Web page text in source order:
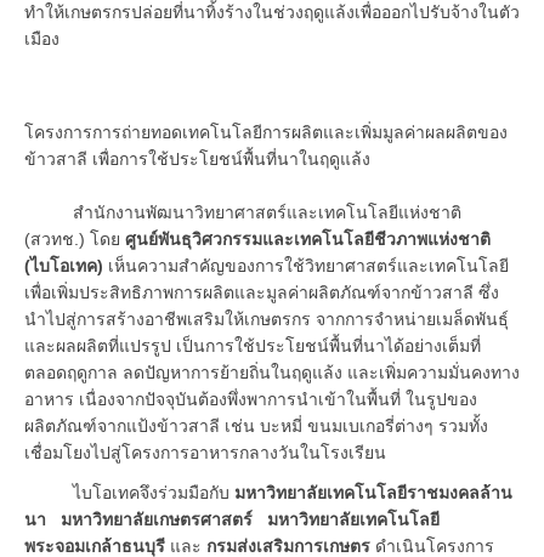
ทำให้เกษตรกรปล่อยที่นาทิ้งร้างในช่วงฤดูแล้งเพื่อออกไปรับจ้างในตัว
เมือง
โครงการการถ่ายทอดเทคโนโลยีการผลิตและเพิ่มมูลค่าผลผลิตของ
ข้าวสาลี เพื่อการใช้ประโยชน์พื้นที่นาในฤดูแล้ง
สำนักงานพัฒนาวิทยาศาสตร์และเทคโนโลยีแห่งชาติ
(สวทช.) โดย ศูนย์พันธุวิศวกรรมและเทคโนโลยีชีวภาพแห่งชาติ
(ไบโอเทค) เห็นความสำคัญของการใช้วิทยาศาสตร์และเทคโนโลยี
เพื่อเพิ่มประสิทธิภาพการผลิตและมูลค่าผลิตภัณฑ์จากข้าวสาลี ซึ่ง
นำไปสู่การสร้างอาชีพเสริมให้เกษตรกร จากการจำหน่ายเมล็ดพันธุ์
และผลผลิตที่แปรรูป เป็นการใช้ประโยชน์พื้นที่นาได้อย่างเต็มที่
ตลอดฤดูกาล ลดปัญหาการย้ายถิ่นในฤดูแล้ง และเพิ่มความมั่นคงทาง
อาหาร เนื่องจากปัจจุบันต้องพึ่งพาการนำเข้าในพื้นที่ ในรูปของ
ผลิตภัณฑ์จากแป้งข้าวสาลี เช่น บะหมี่ ขนมเบเกอรี่ต่างๆ รวมทั้ง
เชื่อมโยงไปสู่โครงการอาหารกลางวันในโรงเรียน
ไบโอเทคจึงร่วมมือกับ มหาวิทยาลัยเทคโนโลยีราชมงคลล้าน
นา มหาวิทยาลัยเกษตรศาสตร์ มหาวิทยาลัยเทคโนโลยี
พระจอมเกล้าธนบุรี และ กรมส่งเสริมการเกษตร ดำเนินโครงการ